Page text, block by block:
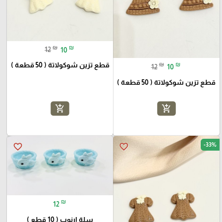
12 ₪ 10 ₪
قطع تزين شوكولاتة ( 50 قطعة )
add_shopping_cart
12 ₪ 10 ₪
قطع تزين شوكولاتة ( 50 قطعة )
add_shopping_cart
favorite_border -33%
favorite_border
12 ₪
سلة ارنوب ( 10 قطع )